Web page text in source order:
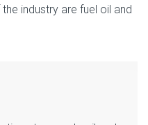
industry are fuel oil and